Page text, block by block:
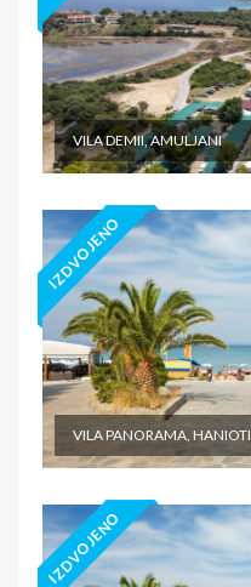
VILA DEMII, AMULJANI
IZDVOJENO
VILA PANORAMA, HANIOTI
IZDVOJENO